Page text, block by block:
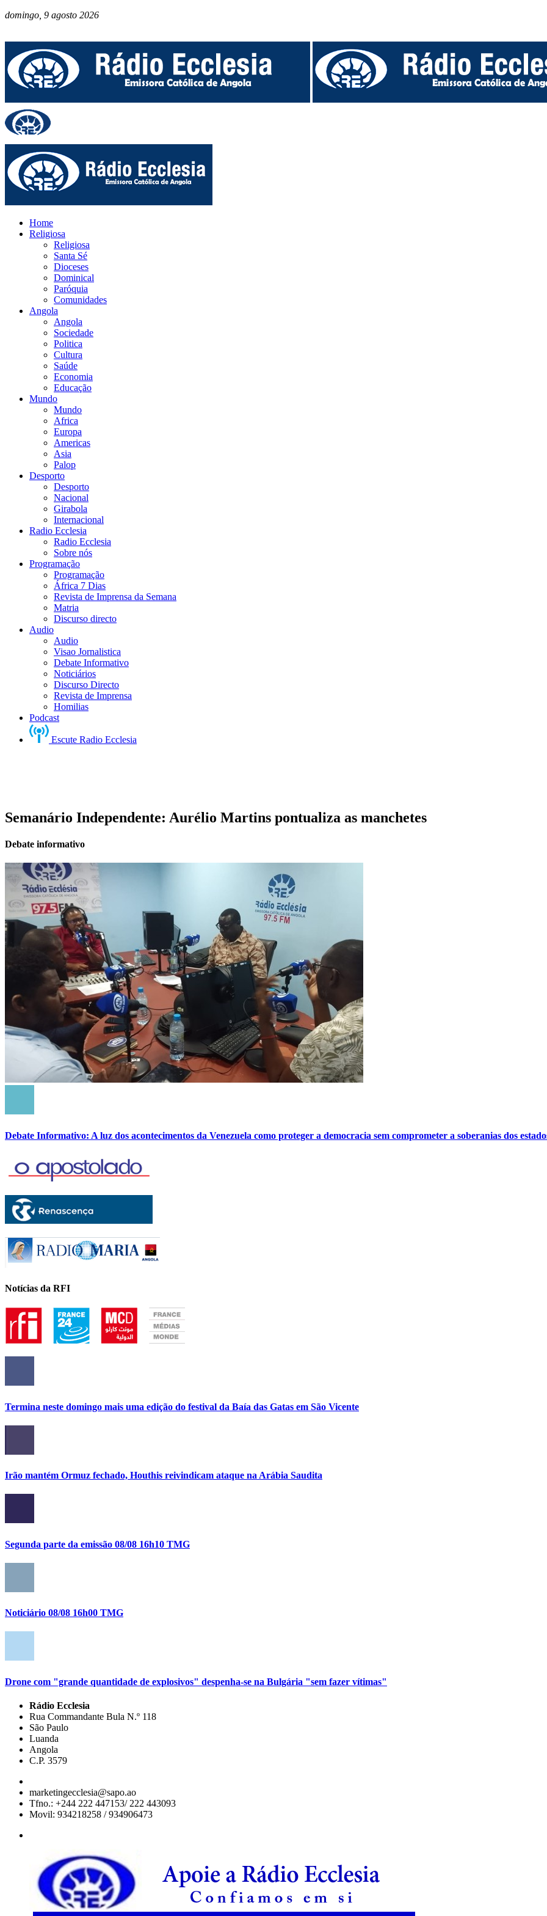
domingo, 9 agosto 2026
Home
Religiosa
Religiosa
Santa Sé
Dioceses
Dominical
Paróquia
Comunidades
Angola
Angola
Sociedade
Politica
Cultura
Saúde
Economia
Educação
Mundo
Mundo
Africa
Europa
Americas
Asia
Palop
Desporto
Desporto
Nacional
Girabola
Internacional
Radio Ecclesia
Radio Ecclesia
Sobre nós
Programação
Programação
África 7 Dias
Revista de Imprensa da Semana
Matria
Discurso directo
Audio
Audio
Visao Jornalistica
Debate Informativo
Noticiários
Discurso Directo
Revista de Imprensa
Homilias
Podcast
Escute Radio Ecclesia
Semanário Independente: Aurélio Martins pontualiza as manchetes
Debate informativo
Debate Informativo: A luz dos acontecimentos da Venezuela como proteger a democracia sem comprometer a soberanias dos
Notícias da RFI
Termina neste domingo mais uma edição do festival da Baía das Gatas em São Vicente
Irão mantém Ormuz fechado, Houthis reivindicam ataque na Arábia Saudita
Segunda parte da emissão 08/08 16h10 TMG
Noticiário 08/08 16h00 TMG
Drone com "grande quantidade de explosivos" despenha-se na Bulgária "sem fazer vítimas"
Rádio Ecclesia
Rua Commandante Bula N.º 118
São Paulo
Luanda
Angola
C.P. 3579
marketingecclesia@sapo.ao
Tfno.: +244 222 447153/ 222 443093
Movil: 934218258 / 934906473